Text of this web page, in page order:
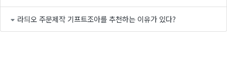
라듸오 주문제작 기프트조아를 추천하는 이유가 있다?